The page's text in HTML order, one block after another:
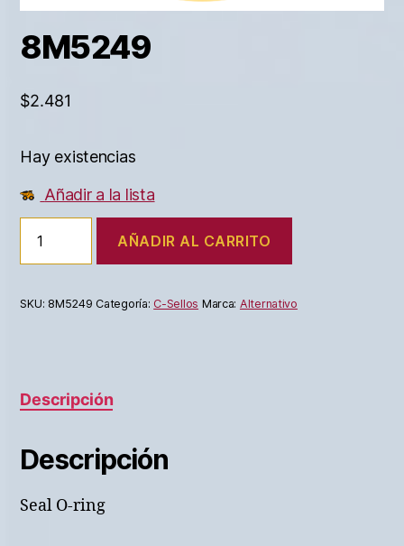
8M5249
$2.481
Hay existencias
Añadir a la lista
AÑADIR AL CARRITO
SKU: 8M5249 Categoría: C-Sellos Marca: Alternativo
Descripción
Descripción
Seal O-ring